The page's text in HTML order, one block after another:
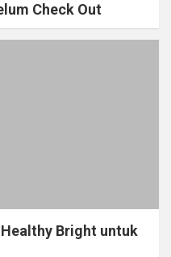
Check Out
Bright untuk